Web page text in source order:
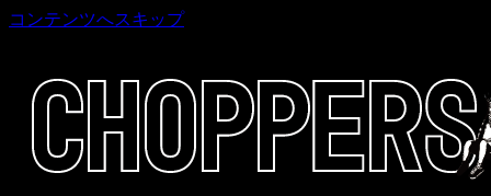
コンテンツへスキップ